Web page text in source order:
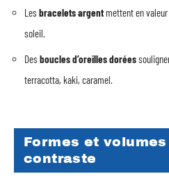
Les bracelets argent mettent en
soleil.
Des boucles d’oreilles dorées
terracotta, kaki, caramel.
Formes et
contraste